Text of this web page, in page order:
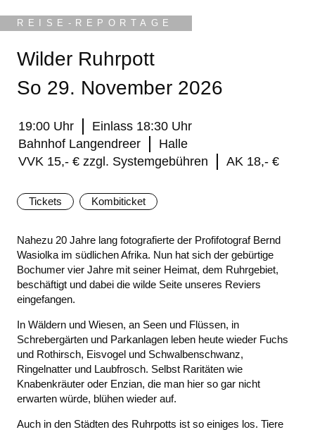
REISE-REPORTAGE
Wilder Ruhrpott
So 29. November 2026
19:00 Uhr
Einlass 18:30 Uhr
Bahnhof Langendreer
Halle
VVK 15,- € zzgl. Systemgebühren
AK 18,- €
Tickets Kombiticket
Nahezu 20 Jahre lang fotografierte der Profifotograf Bernd
Wasiolka im südlichen Afrika. Nun hat sich der gebürtige
Bochumer vier Jahre mit seiner Heimat, dem Ruhrgebiet,
beschäftigt und dabei die wilde Seite unseres Reviers
eingefangen.
In Wäldern und Wiesen, an Seen und Flüssen, in
Schrebergärten und Parkanlagen leben heute wieder Fuchs
und Rothirsch, Eisvogel und Schwalbenschwanz,
Ringelnatter und Laubfrosch. Selbst Raritäten wie
Knabenkräuter oder Enzian, die man hier so gar nicht
erwarten würde, blühen wieder auf.
Auch in den Städten des Ruhrpotts ist so einiges los. Tiere